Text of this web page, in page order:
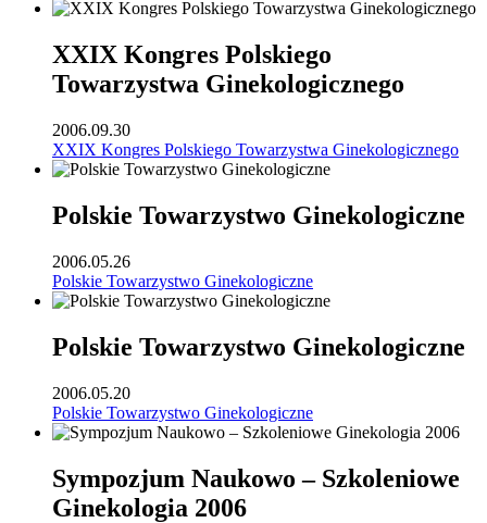
XXIX Kongres Polskiego
Towarzystwa Ginekologicznego
2006.09.30
XXIX Kongres Polskiego Towarzystwa Ginekologicznego
Polskie Towarzystwo Ginekologiczne
2006.05.26
Polskie Towarzystwo Ginekologiczne
Polskie Towarzystwo Ginekologiczne
2006.05.20
Polskie Towarzystwo Ginekologiczne
Sympozjum Naukowo – Szkoleniowe
Ginekologia 2006